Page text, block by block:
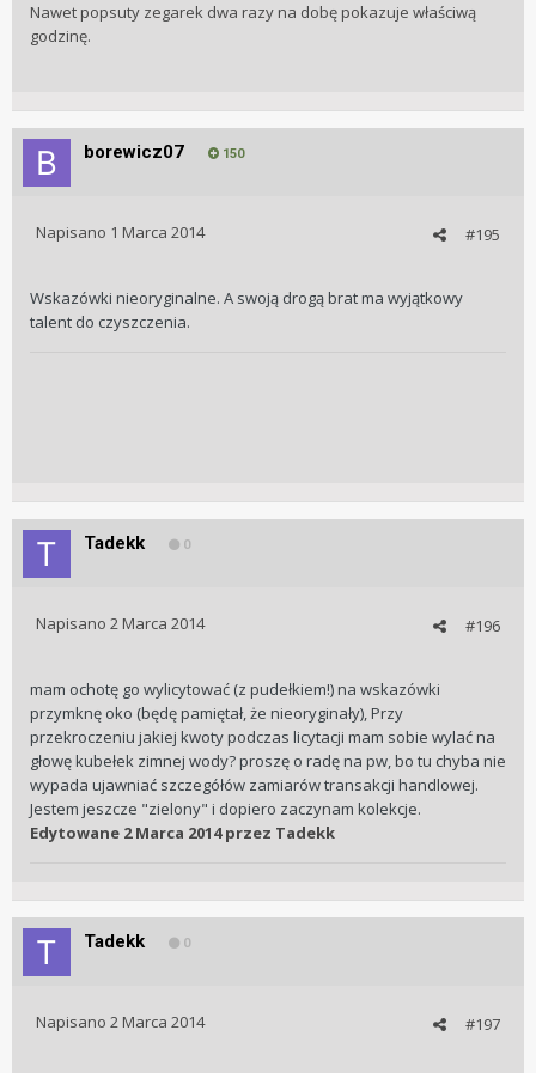
Nawet popsuty zegarek dwa razy na dobę pokazuje właściwą
godzinę.
borewicz07 150
#195
Napisano 1 Marca 2014
Wskazówki nieoryginalne. A swoją drogą brat ma wyjątkowy
talent do czyszczenia.
Tadekk 0
#196
Napisano 2 Marca 2014
mam ochotę go wylicytować (z pudełkiem!) na wskazówki
przymknę oko (będę pamiętał, że nieoryginały), Przy
przekroczeniu jakiej kwoty podczas licytacji mam sobie wylać na
głowę kubełek zimnej wody? proszę o radę na pw, bo tu chyba nie
wypada ujawniać szczegółów zamiarów transakcji handlowej.
Jestem jeszcze "zielony" i dopiero zaczynam kolekcje.
Edytowane 2 Marca 2014przez Tadekk
Tadekk 0
#197
Napisano 2 Marca 2014